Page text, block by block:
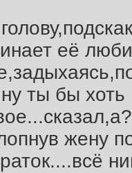
её
ты бы хоть
жену